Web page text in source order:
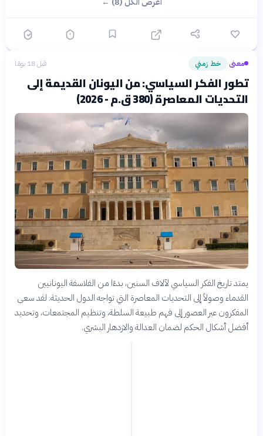
معنى› خط زمني قبل 18 يومًا
تطور الفكر السياسي: من اليونان القديمة إلى
التحديات المعاصرة (380 ق.م - 2026)
يمتد تاريخ الفكر السياسي لآلاف السنين، بدءًا من الفلاسفة اليونانيين
القدماء وصولاً إلى التحديات المعاصرة التي تواجه الدول الحديثة. لقد سعى
المفكرون عبر العصور إلى فهم طبيعة السلطة، وتنظيم المجتمعات، وتحديد
أفضل أشكال الحكم لضمان العدالة والازدهار البشري.